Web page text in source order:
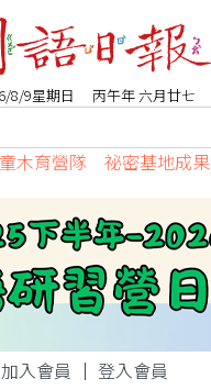
8/9星期日 丙午年 六月廿七
木育營隊 祕密基地成
加入會員 ｜ 登入會員